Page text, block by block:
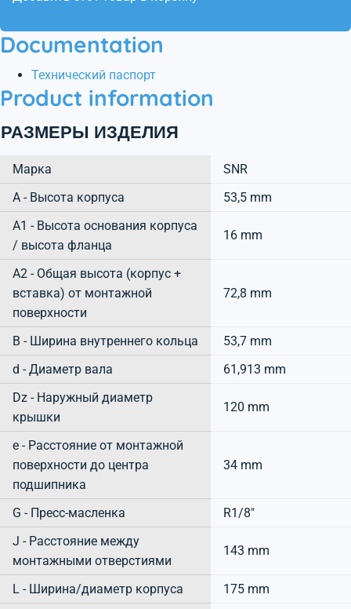
Documentation
Технический паспорт
Product information
РАЗМЕРЫ ИЗДЕЛИЯ
Марка
SNR
А - Высота корпуса
53,5 mm
A1 - Высота основания корпуса
/ высота фланца
16 mm
A2 - Общая высота (корпус +
вставка) от монтажной
поверхности
72,8 mm
B - Ширина внутреннего кольца
53,7 mm
d - Диаметр вала
61,913 mm
Dz - Наружный диаметр
крышки
120 mm
e - Расстояние от монтажной
поверхности до центра
подшипника
34 mm
G - Пресс-масленка
R1/8"
J - Расстояние между
монтажными отверстиями
143 mm
L - Ширина/диаметр корпуса
175 mm